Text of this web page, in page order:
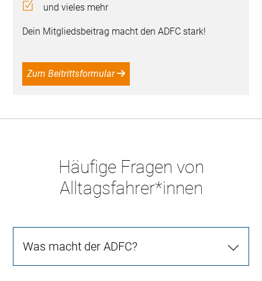
und vieles mehr
Dein Mitgliedsbeitrag macht den ADFC stark!
Zum Beitrittsformular
Häufige Fragen von
Alltagsfahrer*innen
Was macht der ADFC?